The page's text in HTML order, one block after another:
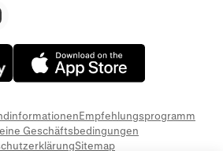
Empfehlungsprogramm
Geschäftsbedingungen
Sitemap